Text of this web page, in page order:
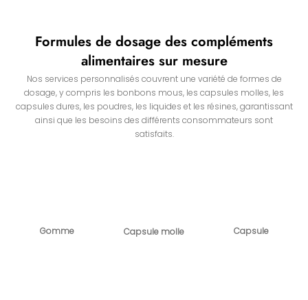
Formules de dosage des compléments
alimentaires sur mesure
Nos services personnalisés couvrent une variété de formes de
dosage, y compris les bonbons mous, les capsules molles, les
capsules dures, les poudres, les liquides et les résines, garantissant
ainsi que les besoins des différents consommateurs sont
satisfaits.
Gomme Capsule molle Capsule